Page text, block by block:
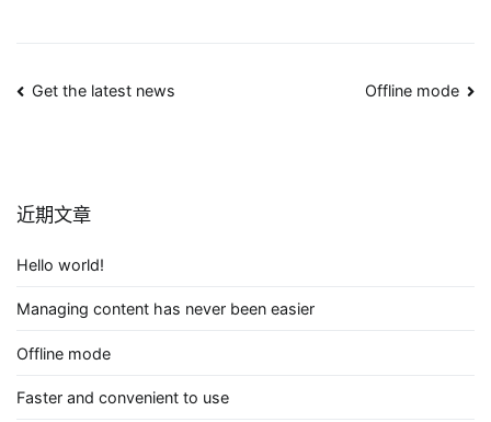
文
航
Get the latest news Offline mode
近期文章
Hello world!
Managing content has never been easier
Offline mode
Faster and convenient to use